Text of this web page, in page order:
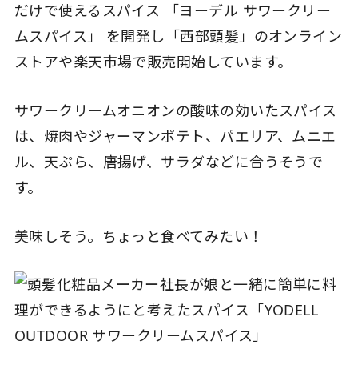
だけで使えるスパイス 「ヨーデル サワークリー
ムスパイス」 を開発し「西部頭髪」のオンライン
ストアや楽天市場で販売開始しています。
サワークリームオニオンの酸味の効いたスパイス
は、焼肉やジャーマンポテト、パエリア、ムニエ
ル、天ぷら、唐揚げ、サラダなどに合うそうで
す。
美味しそう。ちょっと食べてみたい！